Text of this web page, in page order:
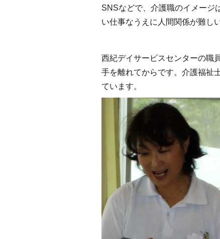
SNSなどで、介護職のイメージ
い仕事なうえに人間関係が難し
西紀デイサービスセンターの職
手を離れてからです。介護福祉
ています。